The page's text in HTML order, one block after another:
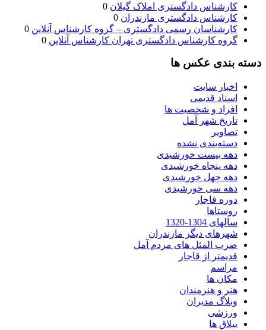
کارشناس دادگستری املاک گیلان
کارشناس دادگستری مازندران
کارشناسان رسمی دادگستری – گروه کارشناس آنلاین
گروه کارشناس دادگستری تهران کارشناس آنلاین
دسته بندی عکس ها
اخبار سایت
اسناد قدیمی
افراد و شخصیت ها
تاریخ شهر آمل
تصاویر
دسته‌بندی نشده
دهه بیست خورشیدی
دهه پنجاه خورشیدی
دهه چهل خورشیدی
دهه سی خورشیدی
دوره قاجار
روستاها
سالهای 1304-1320
شهرهای دیگر مازندران
ضرب المثل های مردم آمل
قدیمتر از قاجار
مراسم
مکان ها
هنر و هنرمندان
وبلاگ مدیران
ورزشی
ییلاق ها